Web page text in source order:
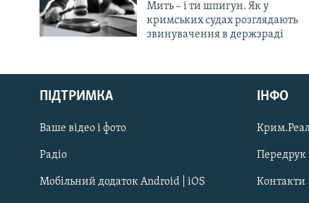
Русский
Qırımtatar
ДОЛУЧАЙСЯ!
Мить – і ти шпигун. Як у
кримських судах розглядають
звинувачення в держзраді
ПІДТРИМКА
Ваше відео і фото
Радіо
Мобільний додаток Android | iOS
ІНФО
Передрук
Контакти